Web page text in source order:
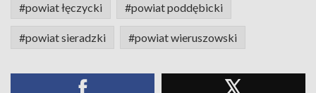
#powiat łęczycki #powiat poddębicki
#powiat sieradzki #powiat wieruszowski